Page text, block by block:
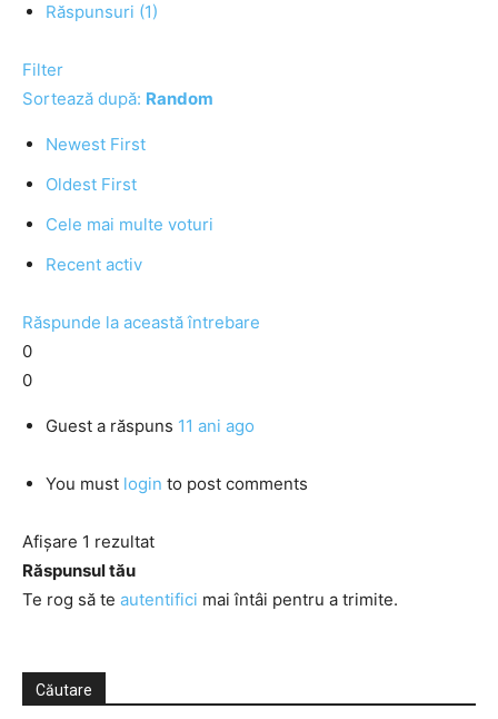
Răspunsuri (1)
Filter
Sortează după: Random
Newest First
Oldest First
Cele mai multe voturi
Recent activ
Răspunde la această întrebare
0
0
Guest a răspuns 11 ani ago
You must login to post comments
Afișare 1 rezultat
Răspunsul tău
Te rog să te autentifici mai întâi pentru a trimite.
Căutare